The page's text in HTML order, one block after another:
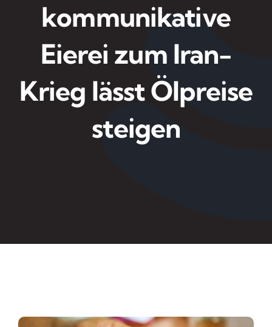
kommunikative
Eierei zum Iran-
Krieg lässt Ölpreise
steigen